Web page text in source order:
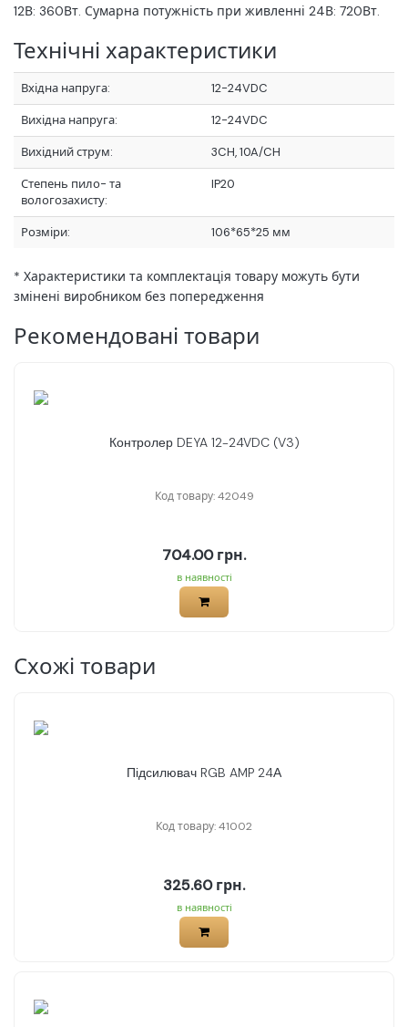
12В: 360Вт. Сумарна потужність при живленні 24В: 720Вт.
Технічні характеристики
Вхідна напруга: 12-24VDC
Вихідна напруга: 12-24VDC
Вихідний струм: 3CH, 10A/CH
Степень пило- та
вологозахисту:
IP20
Розміри: 106*65*25 мм
* Характеристики та комплектація товару можуть бути
змінені виробником без попередження
Рекомендовані товари
Контролер DEYA 12-24VDC (V3)
Код товару: 42049
704.00 грн.
в наявності
Схожі товари
Підсилювач RGB AMP 24А
Код товару: 41002
325.60 грн.
в наявності